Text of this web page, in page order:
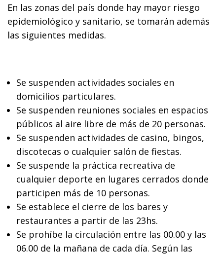
En las zonas del país donde hay mayor riesgo
epidemiológico y sanitario, se tomarán además
las siguientes medidas.
Se suspenden actividades sociales en
domicilios particulares.
Se suspenden reuniones sociales en espacios
públicos al aire libre de más de 20 personas.
Se suspenden actividades de casino, bingos,
discotecas o cualquier salón de fiestas.
Se suspende la práctica recreativa de
cualquier deporte en lugares cerrados donde
participen más de 10 personas.
Se establece el cierre de los bares y
restaurantes a partir de las 23hs.
Se prohíbe la circulación entre las 00.00 y las
06.00 de la mañana de cada día. Según las